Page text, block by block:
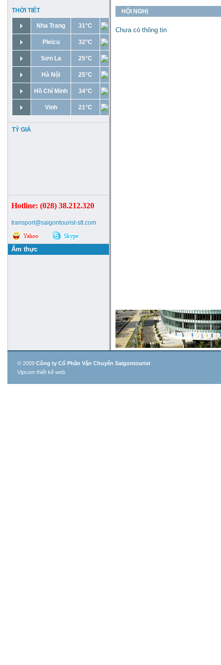
THỜI TIẾT
Nha Trang 31°C
Pleicu 32°C
Sơn La 25°C
Hà Nội 25°C
Hồ Chí Minh 34°C
Vinh 21°C
TỶ GIÁ
Hotline: (028) 38.212.320
transport@saigontourist-stt.com
Ẩm thực
HỘI NGHỊ
Chưa có thông tin
© 2009 Công ty Cổ Phần Vận Chuyển Saigontourist
Vipcom thiết kế web